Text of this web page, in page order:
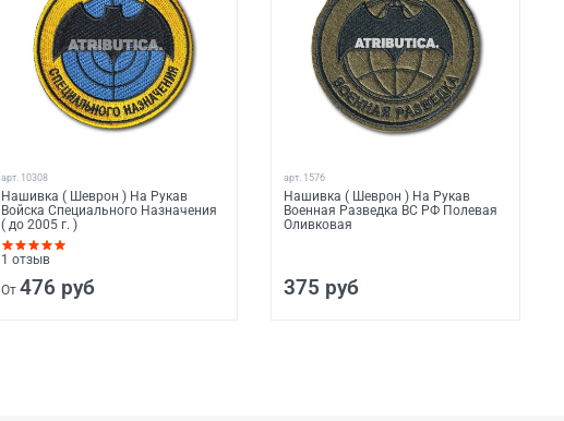
арт. 10308
Нашивка ( Шеврон ) На Рукав
Войска Специального Назначения
( до 2005 г. )
1 отзыв
От 476 руб
арт. 1576
Нашивка ( Шеврон ) На Рукав
Военная Разведка ВС РФ Полевая
Оливковая
375 руб